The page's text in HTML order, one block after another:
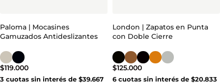
Paloma | Mocasines
Gamuzados Antideslizantes
$119.000
3 cuotas sin interés de $39.667
London | Zapatos en Punta
con Doble Cierre
$125.000
6 cuotas sin interés de $20.833